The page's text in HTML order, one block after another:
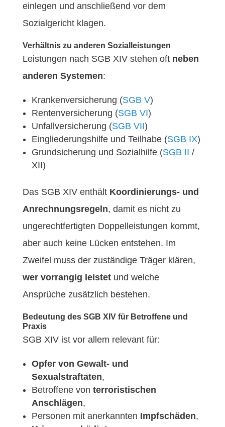
einlegen und anschließend vor dem
Sozialgericht klagen.
Verhältnis zu anderen Sozialleistungen
Leistungen nach SGB XIV stehen oft neben
anderen Systemen:
Krankenversicherung (SGB V)
Rentenversicherung (SGB VI)
Unfallversicherung (SGB VII)
Eingliederungshilfe und Teilhabe (SGB IX)
Grundsicherung und Sozialhilfe (SGB II /
XII)
Das SGB XIV enthält Koordinierungs- und
Anrechnungsregeln, damit es nicht zu
ungerechtfertigten Doppelleistungen kommt,
aber auch keine Lücken entstehen. Im
Zweifel muss der zuständige Träger klären,
wer vorrangig leistetund welche
Ansprüche zusätzlich bestehen.
Bedeutung des SGB XIV für Betroffene und
Praxis
SGB XIV ist vor allem relevant für:
Opfer von Gewalt- und
Sexualstraftaten,
Betroffene von terroristischen
Anschlägen,
Personen mit anerkannten Impfschäden,